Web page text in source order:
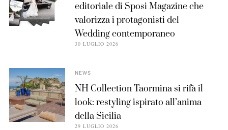
editoriale di Sposi Magazine che
valorizza i protagonisti del
Wedding contemporaneo
30 LUGLIO 2026
NEWS
NH Collection Taormina si rifà il
look: restyling ispirato all’anima
della Sicilia
29 LUGLIO 2026